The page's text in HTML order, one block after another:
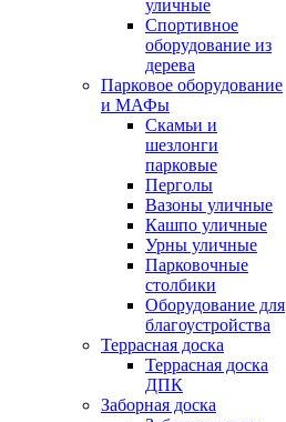
уличные
Спортивное
оборудование из
дерева
Парковое оборудование
и МАФы
Скамьи и
шезлонги
парковые
Перголы
Вазоны уличные
Кашпо уличные
Урны уличные
Парковочные
столбики
Оборудование для
благоустройства
Террасная доска
Террасная доска
ДПК
Заборная доска